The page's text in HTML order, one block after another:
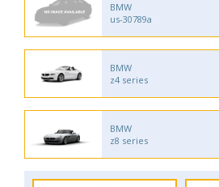
BMW
us-30789a
BMW
z4 series
BMW
z8 series